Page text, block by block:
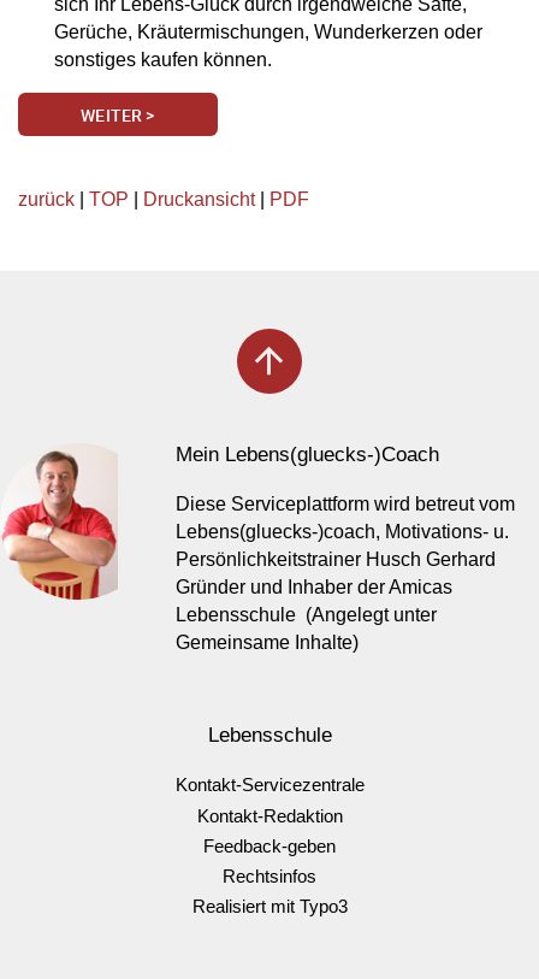
sich Ihr Lebens-Glück durch irgendwelche Säfte,
Gerüche, Kräutermischungen, Wunderkerzen oder
sonstiges kaufen können.
WEITER >
zurück TOP Druckansicht| PDF
arrow_upward
Mein Lebens(gluecks-)Coach
Diese Serviceplattform wird betreut vom
Lebens(gluecks-)coach, Motivations- u.
Persönlichkeitstrainer Husch Gerhard
Gründer und Inhaber der Amicas
Lebensschule (Angelegt unter
Gemeinsame Inhalte)
Lebensschule
Kontakt-Servicezentrale
Kontakt-Redaktion
Feedback-geben
Rechtsinfos
Realisiert mit Typo3